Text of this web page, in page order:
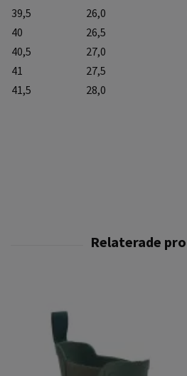
39,5
26,0
40
26,5
40,5
27,0
41
27,5
41,5
28,0